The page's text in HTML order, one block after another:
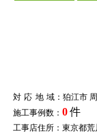
対応地域：狛江市
施工事例数： 0件
工事店住所：東京都